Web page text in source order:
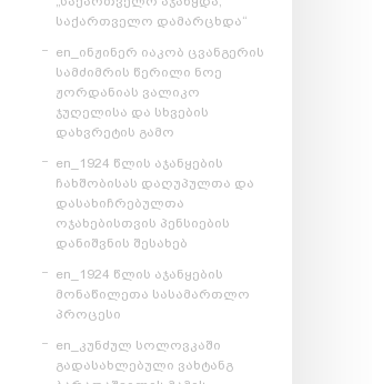
საქართველო დამარცხდა“
en_ინჟინერ იაკობ ცვანგერის
სამძიმრის წერილი ნოე
ჟორდანიას ვალიკო
ჯუღელისა და სხვების
დახვრეტის გამო
en_1924 წლის აჯანყების
ჩახშობისას დაღუპულთა და
დასახიჩრებულთა
ოჯახებისთვის პენსიების
დანიშვნის შესახებ
en_1924 წლის აჯანყების
მონაწილეთა სასამართლო
პროცესი
en_კუნძულ სოლოვკაში
გადასახლებული ვახტანგ